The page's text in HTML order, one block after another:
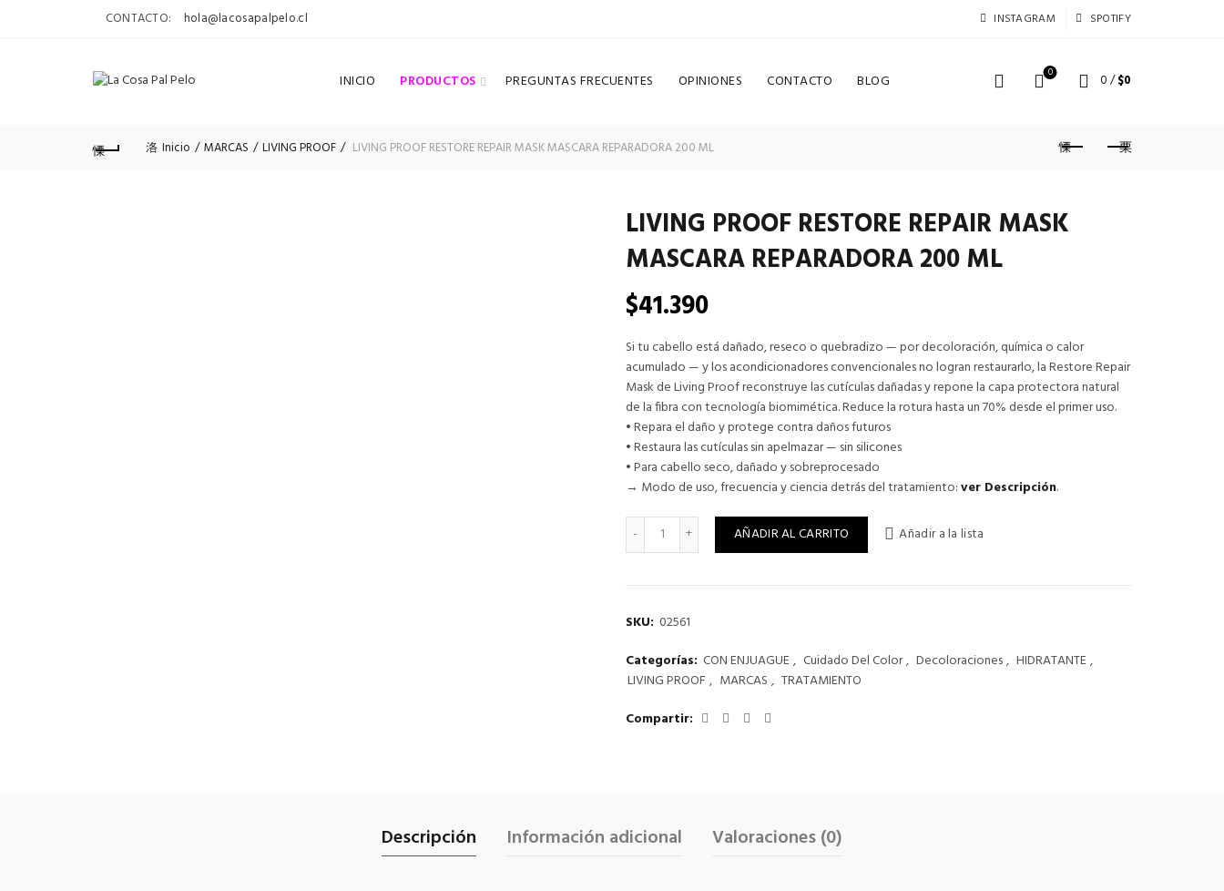
CONTACTO: hola@lacosapalpelo.cl INSTAGRAM SPOTIFY
INICIO PRODUCTOS PREGUNTAS FRECUENTES OPINIONES CONTACTO BLOG 0 0/$0
Inicio MARCAS LIVING PROOF LIVING PROOF RESTORE REPAIR MASK MASCARA REPARADORA 200 ML
LIVING PROOF RESTORE REPAIR MASK
MASCARA REPARADORA 200 ML
$41.390
Si tu cabello está dañado, reseco o quebradizo — por decoloración, química o calor
acumulado — y los acondicionadores convencionales no logran restaurarlo, la Restore Repair
Mask de Living Proof reconstruye las cutículas dañadas y repone la capa protectora natural
de la fibra con tecnología biomimética. Reduce la rotura hasta un 70% desde el primer uso.
• Repara el daño y protege contra daños futuros
• Restaura las cutículas sin apelmazar — sin silicones
• Para cabello seco, dañado y sobreprocesado
→ Modo de uso, frecuencia y ciencia detrás del tratamiento:ver Descripción.
LIVING PROOF RESTORE REPAIR MASK MASCARA REPARADORA 200 ML cantidad
AÑADIR AL CARRITO Añadir a la lista
SKU: 02561
Categorías: CON ENJUAGUE , Cuidado Del Color, Decoloraciones, HIDRATANTE ,
LIVING PROOF , MARCAS , TRATAMIENTO
Compartir
Descripción Información adicional Valoraciones (0)